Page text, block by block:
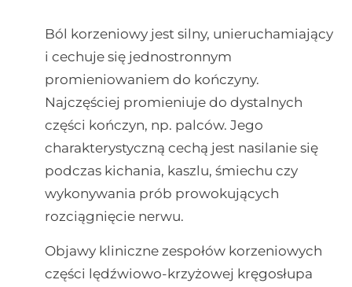
Ból korzeniowy jest silny, unieruchamiający
i cechuje się jednostronnym
promieniowaniem do kończyny.
Najczęściej promieniuje do dystalnych
części kończyn, np. palców. Jego
charakterystyczną cechą jest nasilanie się
podczas kichania, kaszlu, śmiechu czy
wykonywania prób prowokujących
rozciągnięcie nerwu.
Objawy kliniczne zespołów korzeniowych
części lędźwiowo-krzyżowej kręgosłupa